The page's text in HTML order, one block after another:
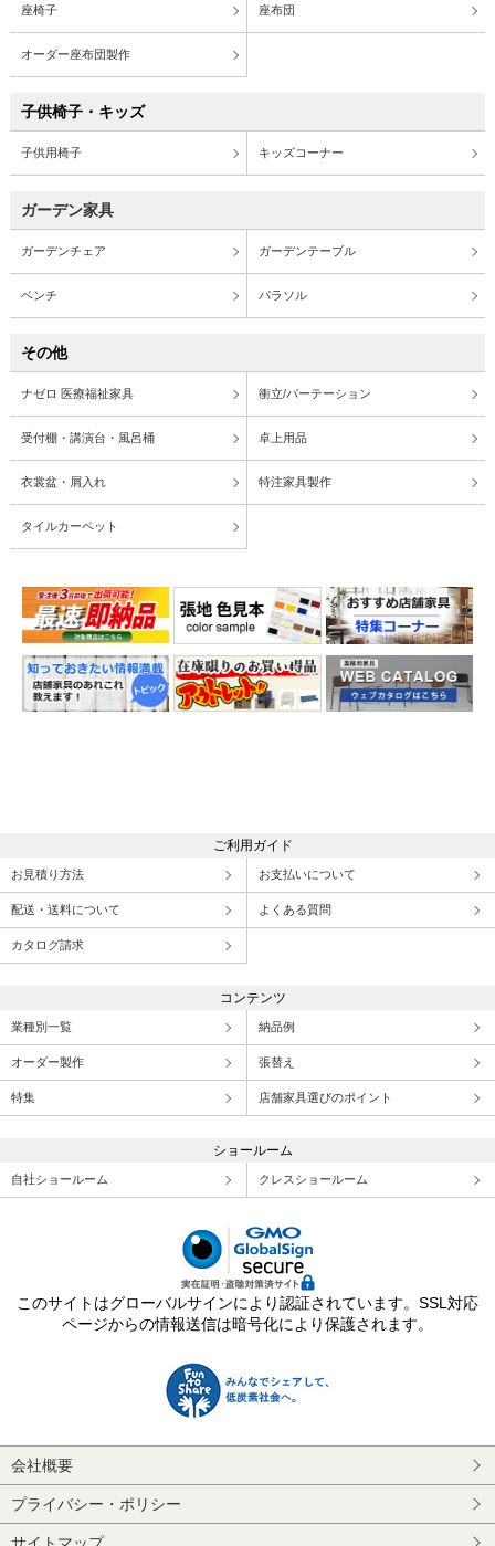
座椅子 座布団
オーダー座布団製作
子供椅子・キッズ
子供用椅子 キッズコーナー
ガーデン家具
ガーデンチェア ガーデンテーブル
ベンチ パラソル
その他
ナゼロ 医療福祉家具 衝立/パーテーション
受付棚・講演台・風呂桶 卓上用品
衣裳盆・屑入れ 特注家具製作
タイルカーペット
ご利用ガイド
お見積り方法 お支払いについて
配送・送料について よくある質問
カタログ請求
コンテンツ
業種別一覧 納品例
オーダー製作 張替え
特集 店舗家具選びのポイント
ショールーム
自社ショールーム クレスショールーム
このサイトはグローバルサインにより認証されています。SSL対応
ページからの情報送信は暗号化により保護されます。
会社概要
プライバシー・ポリシー